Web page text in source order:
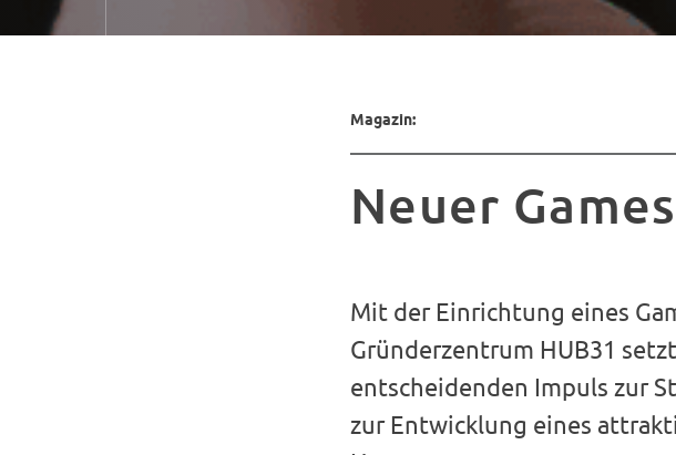
Magazin:
Neuer
Mit der Einrichtung eines
Gründerzentrum HUB31
entscheidenden Impuls zur
zur Entwicklung eines